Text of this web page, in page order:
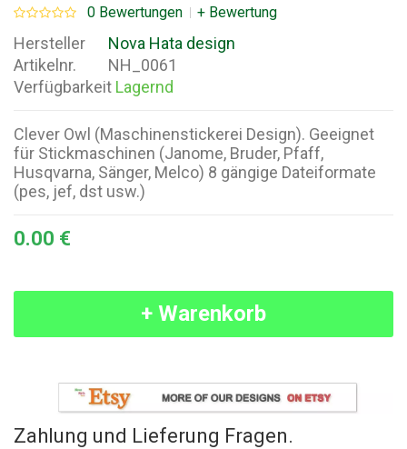
0 Bewertungen + Bewertung
Hersteller
Nova Hata design
Artikelnr.
NH_0061
Verfügbarkeit Lagernd
Clever Owl (Maschinenstickerei Design). Geeignet
für Stickmaschinen (Janome, Bruder, Pfaff,
Husqvarna, Sänger, Melco) 8 gängige Dateiformate
(pes, jef, dst usw.)
0.00 €
+ Warenkorb
Zahlung und Lieferung Fragen.